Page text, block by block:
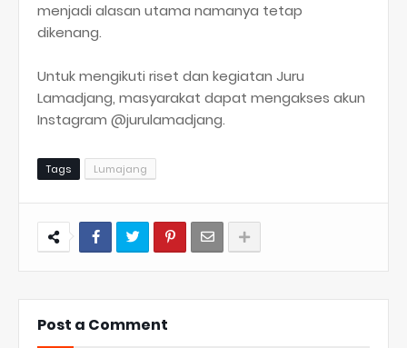
menjadi alasan utama namanya tetap
dikenang.
Untuk mengikuti riset dan kegiatan Juru
Lamadjang, masyarakat dapat mengakses akun
Instagram @jurulamadjang.
Tags Lumajang
Post a Comment